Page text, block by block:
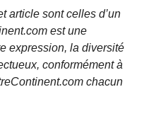
article sont celles d’un
est une
expression, la diversité
conformément à
chacun